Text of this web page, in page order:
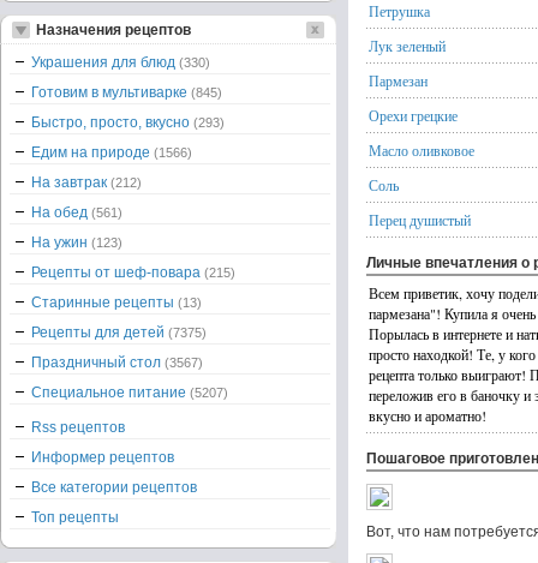
Петрушка
Лук зеленый
Пармезан
Орехи грецкие
Масло оливковое
Соль
Перец душистый
Личные впечатления о
Всем приветик, хочу
пармезана"! Купила я
Порылась в интернете и
просто находкой! Те, у
рецепта только выиграют!
переложив его в баночку
вкусно и ароматно!
Пошаговое
Вот, что нам
Назначения рецептов
Украшения для блюд (330)
Готовим в мультиварке (845)
Быстро, просто, вкусно (293)
Едим на природе (1566)
На завтрак (212)
На обед (561)
На ужин (123)
Рецепты от шеф-повара (215)
Старинные рецепты (13)
Рецепты для детей (7375)
Праздничный стол (3567)
Специальное питание (5207)
Rss рецептов
Информер рецептов
Все категории рецептов
Топ рецепты